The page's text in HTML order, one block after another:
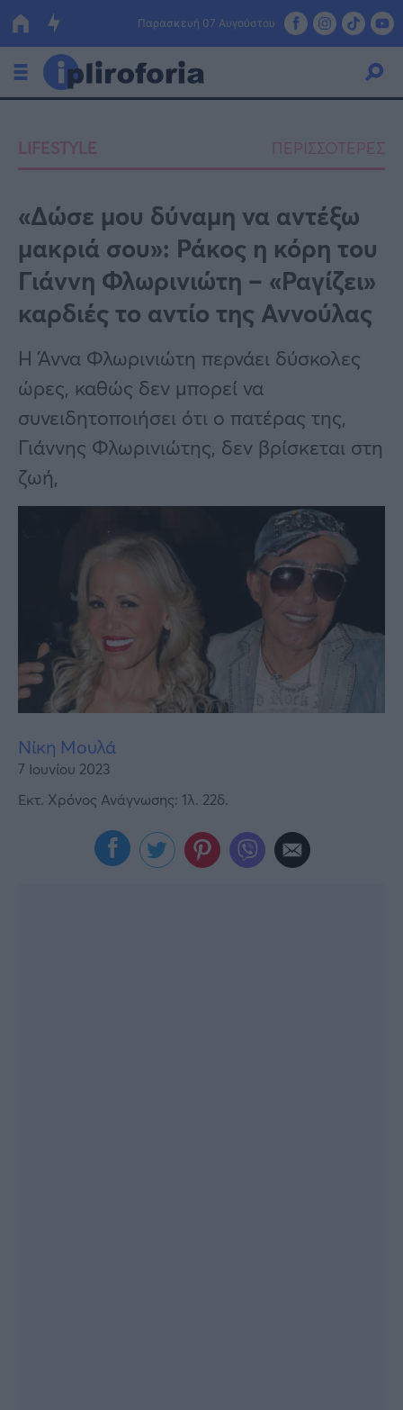
Παρασκευή 07 Αυγούστου
Οικονομία
Πολιτική
Τράπεζες
Επιδοτήσεις
ΕΣΠΑ
Κόσμος
Lifestyle
Αθλητικά
Υγεία
Γυναίκα
Καιρός
Κουζίνα
LIFESTYLE ΠΕΡΙΣΣΟΤΕΡΕΣ
«Δώσε μου δύναμη να αντέξω
μακριά σου»: Ράκος η κόρη του
Γιάννη Φλωρινιώτη – «Ραγίζει»
καρδιές το αντίο της Αννούλας
Η Άννα Φλωρινιώτη περνάει δύσκολες
ώρες, καθώς δεν μπορεί να
συνειδητοποιήσει ότι ο πατέρας της,
Γιάννης Φλωρινιώτης, δεν βρίσκεται στη
ζωή,
Νίκη Μουλά
7 Ιουνίου 2023
Εκτ. Χρόνος Ανάγνωσης: 1λ. 22δ.